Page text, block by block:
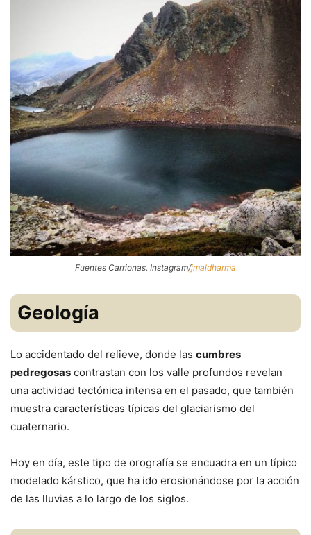
Fuentes Carrionas. Instagram/jmaldharma
Geología
Lo accidentado del relieve, donde las cumbres
pedregosas contrastan con los valle profundos revelan
una actividad tectónica intensa en el pasado, que también
muestra características típicas del glaciarismo del
cuaternario.
Hoy en día, este tipo de orografía se encuadra en un típico
modelado kárstico, que ha ido erosionándose por la acción
de las lluvias a lo largo de los siglos.